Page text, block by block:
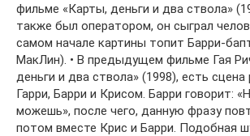
фильме «Карты, деньги и два ствола»
также был оператором, он сыграл
самом начале картины топит Барри-
МакЛин). • В предыдущем фильме Гая
деньги и два ствола» (1998), есть
Гарри, Барри и Крисом. Барри говорит:
можешь», после чего, данную фразу
потом вместе Крис и Барри. Подобная